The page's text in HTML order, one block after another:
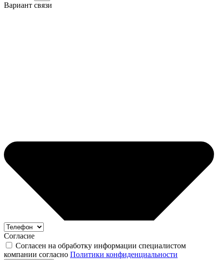
Вариант связи
Согласие
Согласен на обработку информации специалистом
компании согласно Политики конфиденциальности